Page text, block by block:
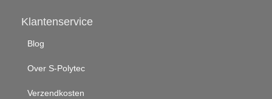
Klantenservice
Blog
Over S-Polytec
Verzendkosten